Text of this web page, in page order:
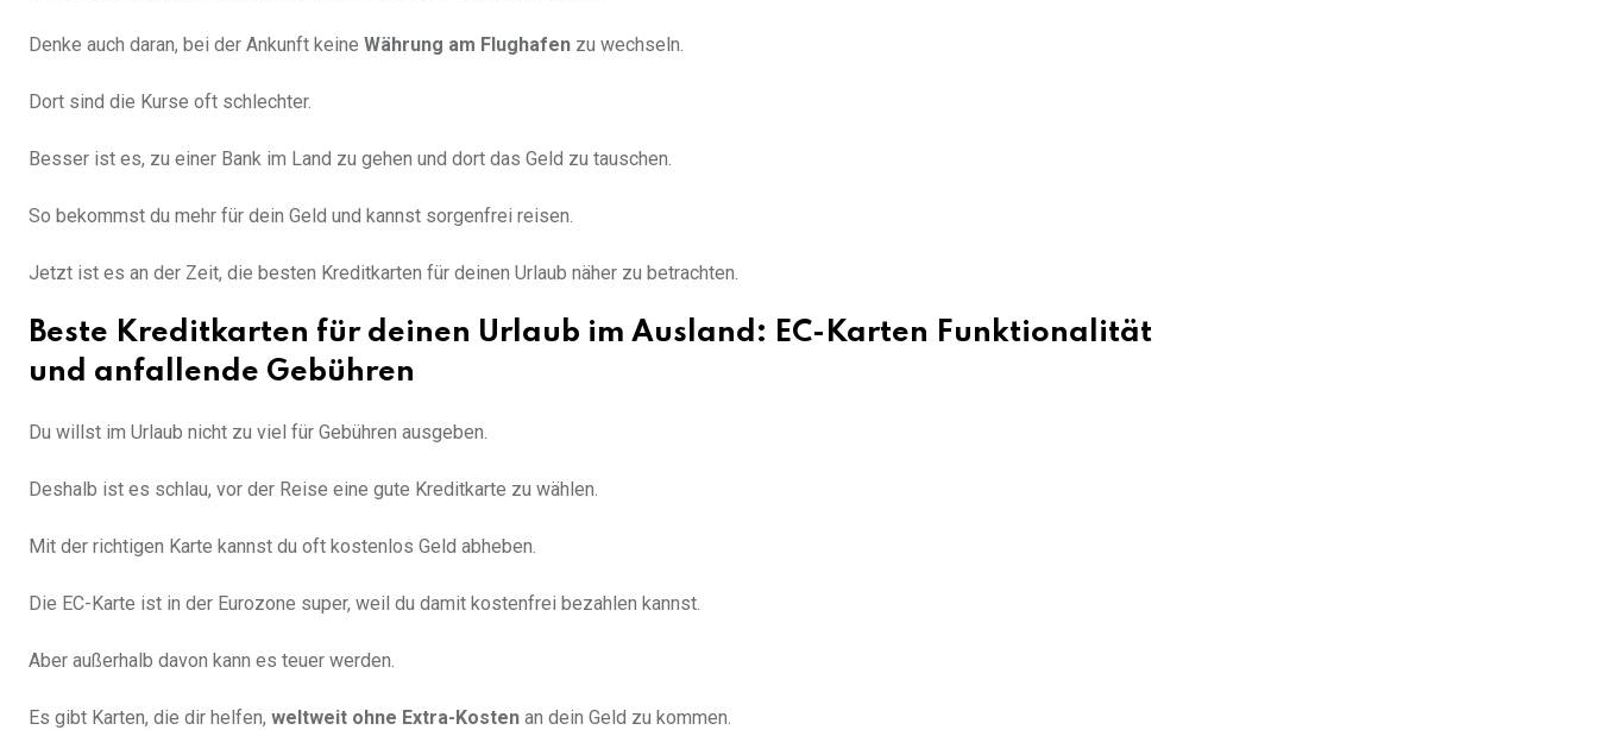
Denke auch daran, bei der Ankunft keine Währung am Flughafen zu wechseln.
Dort sind die Kurse oft schlechter.
Besser ist es, zu einer Bank im Land zu gehen und dort das Geld zu tauschen.
So bekommst du mehr für dein Geld und kannst sorgenfrei reisen.
Jetzt ist es an der Zeit, die besten Kreditkarten für deinen Urlaub näher zu betrachten.
Beste Kreditkarten für deinen Urlaub im Ausland: EC-Karten Funktionalität
und anfallende Gebühren
Du willst im Urlaub nicht zu viel für Gebühren ausgeben.
Deshalb ist es schlau, vor der Reise eine gute Kreditkarte zu wählen.
Mit der richtigen Karte kannst du oft kostenlos Geld abheben.
Die EC-Karte ist in der Eurozone super, weil du damit kostenfrei bezahlen kannst.
Aber außerhalb davon kann es teuer werden.
Es gibt Karten, die dir helfen, weltweit ohne Extra-Kosten an dein Geld zu kommen.